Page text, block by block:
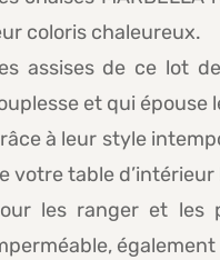
coloris chaleureux.
assises de ce lot
et qui épouse
à leur style
votre table d’intérieur
les ranger et les